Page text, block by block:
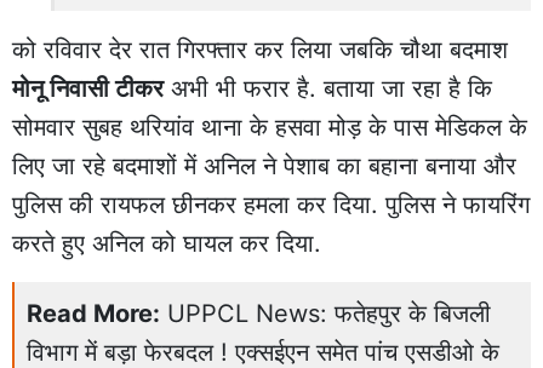
को रविवार देर रात गिरफ्तार कर लिया जबकि चौथा बदमाश
मोनू निवासी टीकरअभी भी फरार है. बताया जा रहा है कि
सोमवार सुबह थरियांव थाना के हसवा मोड़ के पास मेडिकल के
लिए जा रहे बदमाशों में अनिल ने पेशाब का बहाना बनाया और
पुलिस की रायफल छीनकर हमला कर दिया. पुलिस ने फायरिंग
करते हुए अनिल को घायल कर दिया.
Read More: UPPCL News: फतेहपुर के बिजली
विभाग में बड़ा फेरबदल ! एक्सईएन समेत पांच एसडीओ के